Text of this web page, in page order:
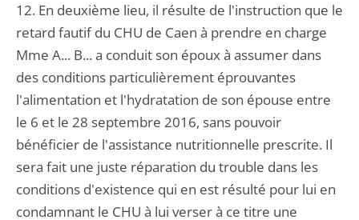
12. En deuxième lieu, il résulte de l'instruction que le
retard fautif du CHU de Caen à prendre en charge
Mme A... B... a conduit son époux à assumer dans
des conditions particulièrement éprouvantes
l'alimentation et l'hydratation de son épouse entre
le 6 et le 28 septembre 2016, sans pouvoir
bénéficier de l'assistance nutritionnelle prescrite. Il
sera fait une juste réparation du trouble dans les
conditions d'existence qui en est résulté pour lui en
condamnant le CHU à lui verser à ce titre une